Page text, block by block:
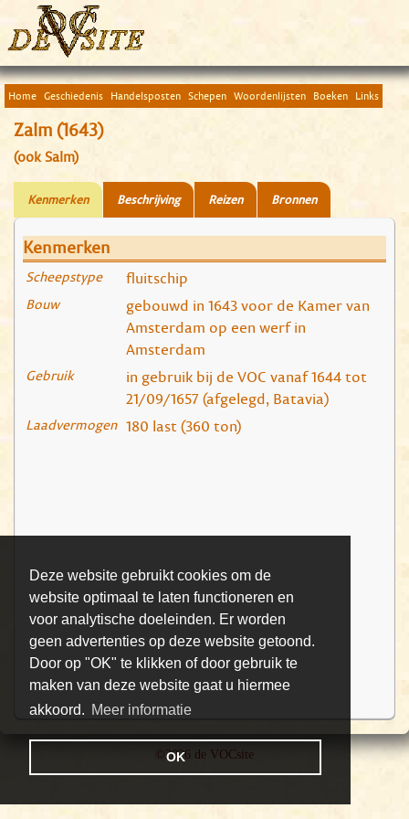
Deze website gebruikt cookies om de
website optimaal te laten functioneren en
voor analytische doeleinden. Er worden
geen advertenties op deze website getoond.
Door op "OK" te klikken of door gebruik te
maken van deze website gaat u hiermee
akkoord. Meer informatie
OK
Home Geschiedenis Handelsposten Schepen Woordenlijsten Boeken Links
Zalm (1643)
(ook Salm)
Kenmerken Beschrijving Reizen Bronnen
Kenmerken
Scheepstype fluitschip
Bouw
gebouwd in 1643 voor de Kamer van
Amsterdam op een werf in
Amsterdam
Gebruik
in gebruik bij de VOC vanaf 1644 tot
21/09/1657 (afgelegd, Batavia)
Laadvermogen 180 last (360 ton)
©2026 de VOCsite